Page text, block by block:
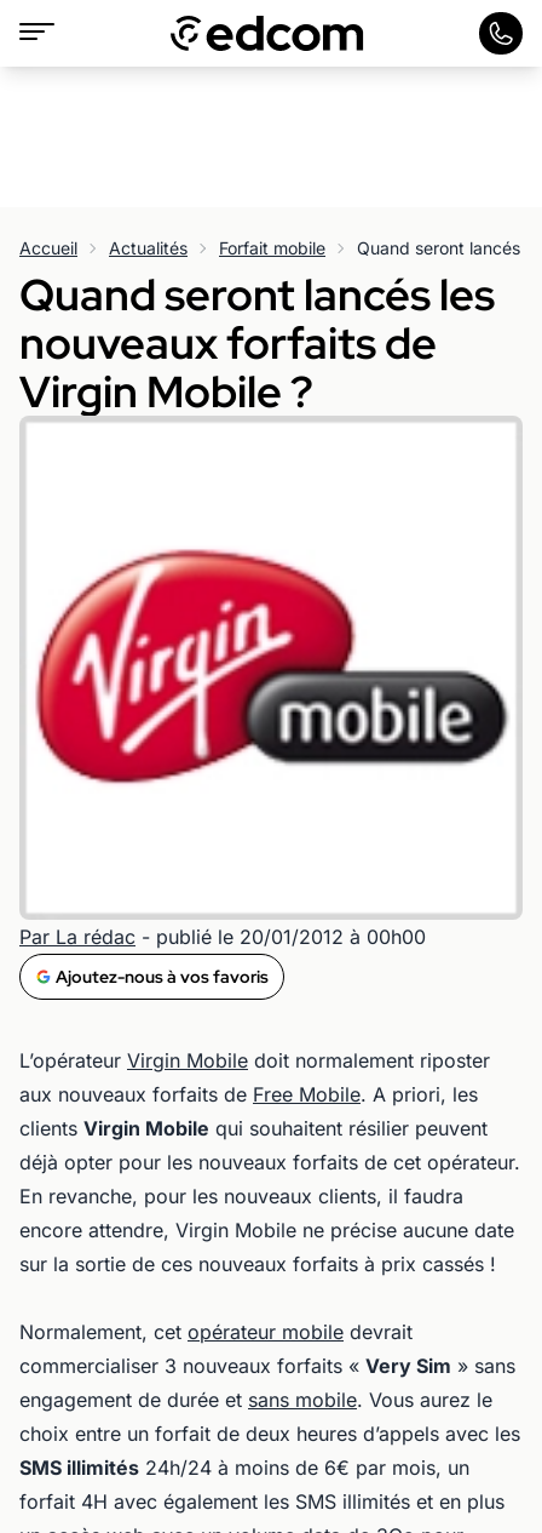
Accueil Actualités Forfait mobile
Quand seront lancés les
nouveaux forfaits de
Virgin Mobile ?
Par La rédac - publié le 20/01/2012 à 00h00
Ajoutez-nous à vos favoris
L’opérateur Virgin Mobile doit normalement riposter
aux nouveaux forfaits de Free Mobile. A priori, les
clients Virgin Mobile qui souhaitent résilier peuvent
déjà opter pour les nouveaux forfaits de cet opérateur.
En revanche, pour les nouveaux clients, il faudra
encore attendre, Virgin Mobile ne précise aucune date
sur la sortie de ces nouveaux forfaits à prix cassés !
Normalement, cet opérateur mobile devrait
commercialiser 3 nouveaux forfaits « Very Sim » sans
engagement de durée et sans mobile. Vous aurez le
choix entre un forfait de deux heures d’appels avec les
SMS illimités 24h/24 à moins de 6€ par mois, un
forfait 4H avec également les SMS illimités et en plus